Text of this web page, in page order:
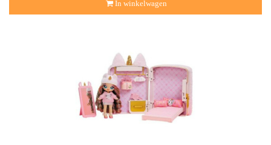
In winkelwagen